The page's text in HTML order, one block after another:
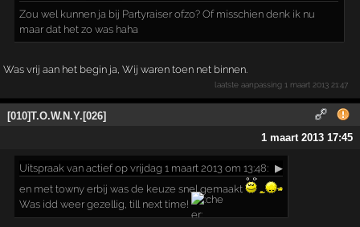
Zou wel kunnen ja bij Partyraiser ofzo? Of misschien denk ik nu
maar dat het zo was haha
Was vrij aan het begin ja, Wij waren toen net binnen.
laatste aanpassing1 maart 2013 21:47
[010]T.O.W.N.Y.[026]
1 maart 2013 17:45
Uitspraak van actief op vrijdag 1 maart 2013 om 13:48: ▶
en met towny erbij was de keuze snel gemaakt
Was idd weer gezellig, till next time!